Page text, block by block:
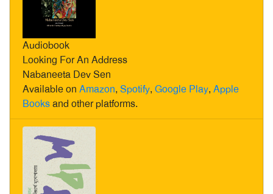
Audiobook
Looking For An Address
Nabaneeta Dev Sen
Available on Amazon, Spotify, Google Play, Apple
Booksand other platforms.